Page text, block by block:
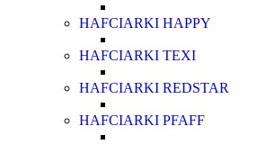
HAFCIARKI HAPPY
HAFCIARKI TEXI
HAFCIARKI REDSTAR
HAFCIARKI PFAFF